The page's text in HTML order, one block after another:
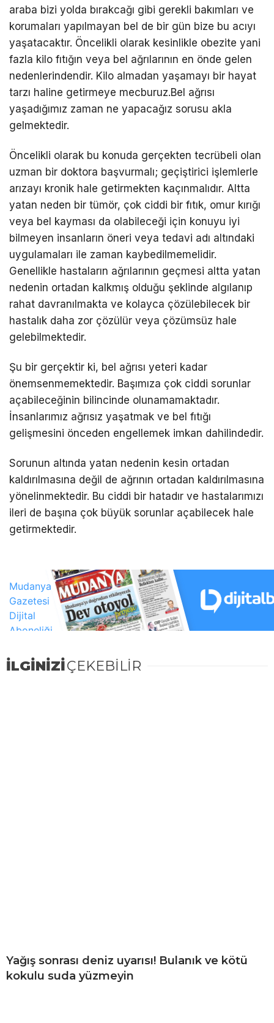
araba bizi yolda bırakcağı gibi gerekli bakımları ve
korumaları yapılmayan bel de bir gün bize bu acıyı
yaşatacaktır. Öncelikli olarak kesinlikle obezite yani
fazla kilo fıtığın veya bel ağrılarının en önde gelen
nedenlerindendir. Kilo almadan yaşamayı bir hayat
tarzı haline getirmeye mecburuz.Bel ağrısı
yaşadığımız zaman ne yapacağız sorusu akla
gelmektedir.
Öncelikli olarak bu konuda gerçekten tecrübeli olan
uzman bir doktora başvurmalı; geçiştirici işlemlerle
arızayı kronik hale getirmekten kaçınmalıdır. Altta
yatan neden bir tümör, çok ciddi bir fıtık, omur kırığı
veya bel kayması da olabileceği için konuyu iyi
bilmeyen insanların öneri veya tedavi adı altındaki
uygulamaları ile zaman kaybedilmemelidir.
Genellikle hastaların ağrılarının geçmesi altta yatan
nedenin ortadan kalkmış olduğu şeklinde algılanıp
rahat davranılmakta ve kolayca çözülebilecek bir
hastalık daha zor çözülür veya çözümsüz hale
gelebilmektedir.
Şu bir gerçektir ki, bel ağrısı yeteri kadar
önemsenmemektedir. Başımıza çok ciddi sorunlar
açabileceğinin bilincinde olunamamaktadır.
İnsanlarımız ağrısız yaşatmak ve bel fıtığı
gelişmesini önceden engellemek imkan dahilindedir.
Sorunun altında yatan nedenin kesin ortadan
kaldırılmasına değil de ağrının ortadan kaldırılmasına
yönelinmektedir. Bu ciddi bir hatadır ve hastalarımızı
ileri de başına çok büyük sorunlar açabilecek hale
getirmektedir.
İLGİNİZİÇEKEBİLİR
Yağış sonrası deniz uyarısı! Bulanık ve kötü
kokulu suda yüzmeyin